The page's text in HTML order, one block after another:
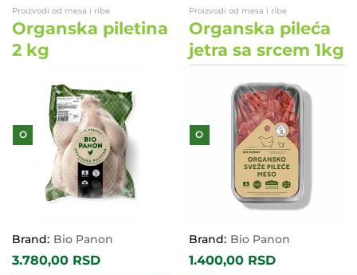
Proizvodi od mesa i ribe
Organska piletina
2 kg
O
Brand: Bio Panon
3.780,00 RSD
Proizvodi od mesa i ribe
Organska pileća
jetra sa srcem 1kg
O
Brand: Bio Panon
1.400,00 RSD